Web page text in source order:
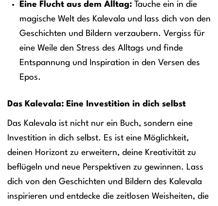
Eine Flucht aus dem Alltag:Tauche ein in die
magische Welt des Kalevala und lass dich von den
Geschichten und Bildern verzaubern. Vergiss für
eine Weile den Stress des Alltags und finde
Entspannung und Inspiration in den Versen des
Epos.
Das Kalevala: Eine Investition in dich selbst
Das Kalevala ist nicht nur ein Buch, sondern eine
Investition in dich selbst. Es ist eine Möglichkeit,
deinen Horizont zu erweitern, deine Kreativität zu
beflügeln und neue Perspektiven zu gewinnen. Lass
dich von den Geschichten und Bildern des Kalevala
inspirieren und entdecke die zeitlosen Weisheiten, die